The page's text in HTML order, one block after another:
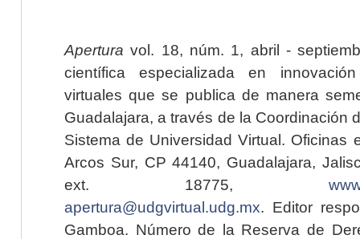
Apertura vol. 18, núm. 1, abril -
científica especializada en
virtuales que se publica de manera
Guadalajara, a través de la Coordinación
Sistema de Universidad Virtual. Oficinas
Arcos Sur, CP 44140, Guadalajara,
ext. 18775,
apertura@udgvirtual.udg.mx. Editor
Gamboa. Número de la Reserva de